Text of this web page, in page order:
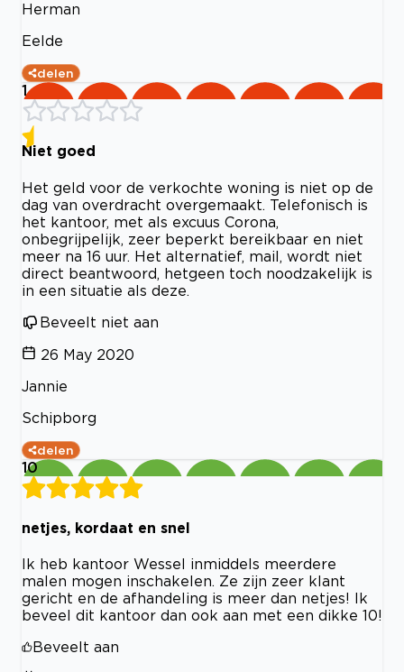
Herman
Eelde
delen
1
Niet goed
Het geld voor de verkochte woning is niet op de
dag van overdracht overgemaakt. Telefonisch is
het kantoor, met als excuus Corona,
onbegrijpelijk, zeer beperkt bereikbaar en niet
meer na 16 uur. Het alternatief, mail, wordt niet
direct beantwoord, hetgeen toch noodzakelijk is
in een situatie als deze.
Beveelt niet aan
26 May 2020
Jannie
Schipborg
delen
10
netjes, kordaat en snel
Ik heb kantoor Wessel inmiddels meerdere
malen mogen inschakelen. Ze zijn zeer klant
gericht en de afhandeling is meer dan netjes! Ik
beveel dit kantoor dan ook aan met een dikke 10!
Beveelt aan